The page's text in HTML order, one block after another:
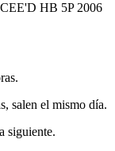
HB 5P 2006
salen el mismo día.
siguiente.